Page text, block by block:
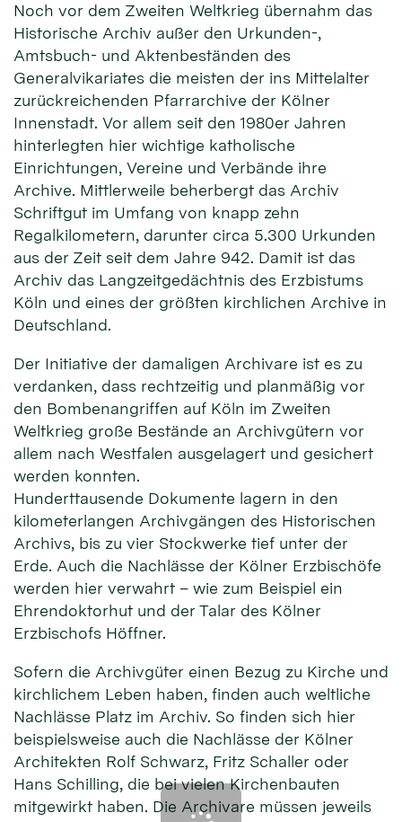
Noch vor dem Zweiten Weltkrieg übernahm das
Historische Archiv außer den Urkunden-,
Amtsbuch- und Aktenbeständen des
Generalvikariates die meisten der ins Mittelalter
zurückreichenden Pfarrarchive der Kölner
Innenstadt. Vor allem seit den 1980er Jahren
hinterlegten hier wichtige katholische
Einrichtungen, Vereine und Verbände ihre
Archive. Mittlerweile beherbergt das Archiv
Schriftgut im Umfang von knapp zehn
Regalkilometern, darunter circa 5.300 Urkunden
aus der Zeit seit dem Jahre 942. Damit ist das
Archiv das Langzeitgedächtnis des Erzbistums
Köln und eines der größten kirchlichen Archive in
Deutschland.
Der Initiative der damaligen Archivare ist es zu
verdanken, dass rechtzeitig und planmäßig vor
den Bombenangriffen auf Köln im Zweiten
Weltkrieg große Bestände an Archivgütern vor
allem nach Westfalen ausgelagert und gesichert
werden konnten.
Hunderttausende Dokumente lagern in den
kilometerlangen Archivgängen des Historischen
Archivs, bis zu vier Stockwerke tief unter der
Erde. Auch die Nachlässe der Kölner Erzbischöfe
werden hier verwahrt – wie zum Beispiel ein
Ehrendoktorhut und der Talar des Kölner
Erzbischofs Höffner.
Sofern die Archivgüter einen Bezug zu Kirche und
kirchlichem Leben haben, finden auch weltliche
Nachlässe Platz im Archiv. So finden sich hier
beispielsweise auch die Nachlässe der Kölner
Architekten Rolf Schwarz, Fritz Schaller oder
Hans Schilling, die bei vielen Kirchenbauten
mitgewirkt haben. Die Archivare müssen jeweils